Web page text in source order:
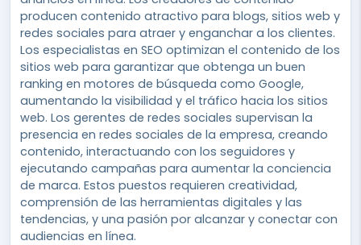
producen contenido atractivo para blogs, sitios web y
redes sociales para atraer y enganchar a los clientes.
Los especialistas en SEO optimizan el contenido de los
sitios web para garantizar que obtenga un buen
ranking en motores de búsqueda como Google,
aumentando la visibilidad y el tráfico hacia los sitios
web. Los gerentes de redes sociales supervisan la
presencia en redes sociales de la empresa, creando
contenido, interactuando con los seguidores y
ejecutando campañas para aumentar la conciencia
de marca. Estos puestos requieren creatividad,
comprensión de las herramientas digitales y las
tendencias, y una pasión por alcanzar y conectar con
audiencias en línea.